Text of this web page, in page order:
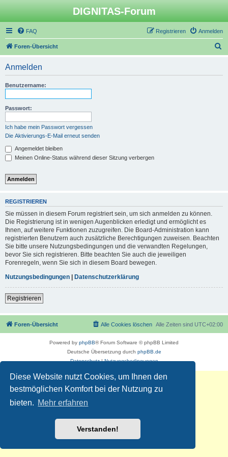
Diese Website nutzt Cookies, um Ihnen den
bestmöglichen Komfort bei der Nutzung zu
bieten. Mehr erfahren
Verstanden!
DIGNITAS-Forum
FAQ Anmelden
Registrieren
Foren-Übersicht
Anmelden
Benutzername:
Passwort:
Ich habe mein Passwort vergessen
Die Aktivierungs-E-Mail erneut senden
Angemeldet bleiben
Meinen Online-Status während dieser Sitzung verbergen
REGISTRIEREN
Sie müssen in diesem Forum registriert sein, um sich anmelden zu können.
Die Registrierung ist in wenigen Augenblicken erledigt und ermöglicht es
Ihnen, auf weitere Funktionen zuzugreifen. Die Board-Administration kann
registrierten Benutzern auch zusätzliche Berechtigungen zuweisen. Beachten
Sie bitte unsere Nutzungsbedingungen und die verwandten Regelungen,
bevor Sie sich registrieren. Bitte beachten Sie auch die jeweiligen
Forenregeln, wenn Sie sich in diesem Board bewegen.
Nutzungsbedingungen | Datenschutzerklärung
Registrieren
Foren-Übersicht Alle Zeiten sind UTC+02:00
Alle Cookies löschen
Powered by phpBB® Forum Software © phpBB Limited
Deutsche Übersetzung durch phpBB.de
Datenschutz|Nutzungsbedingungen